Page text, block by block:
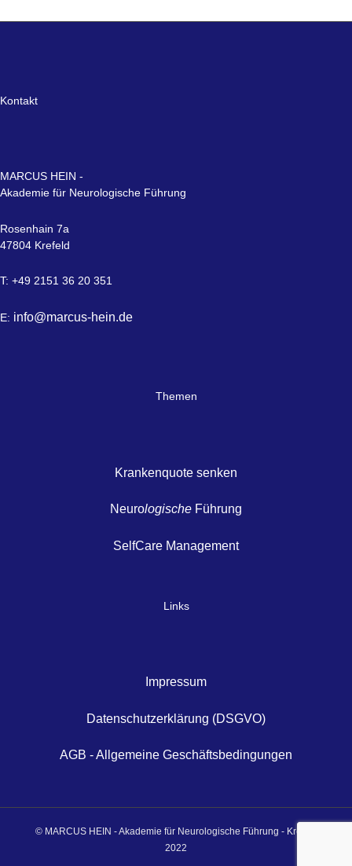
Kontakt
MARCUS HEIN -
Akademie für Neurologische Führung
Rosenhain 7a
47804 Krefeld
T: +49 2151 36 20 351
E: info@marcus-hein.de
Themen
Krankenquote senken
Neurologische Führung
SelfCare Management
Links
Impressum
Datenschutzerklärung (DSGVO)
AGB - Allgemeine Geschäftsbedingungen
© MARCUS HEIN - Akademie für Neurologische Führung - Krefeld
2022